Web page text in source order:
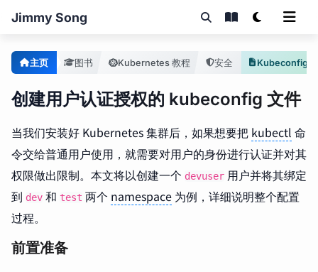
Jimmy Song
主页 图书 Kubernetes 教程 安全
创建用户认证授权的 kubeconfig 文件
当我们安装好 Kubernetes 集群后，如果想要把 kubectl 命
令交给普通用户使用，就需要对用户的身份进行认证并对其
权限做出限制。本文将以创建一个 devuser 用户并将其绑定
到 dev 和 test 两个 namespace 为例，详细说明整个配置
过程。
前置准备